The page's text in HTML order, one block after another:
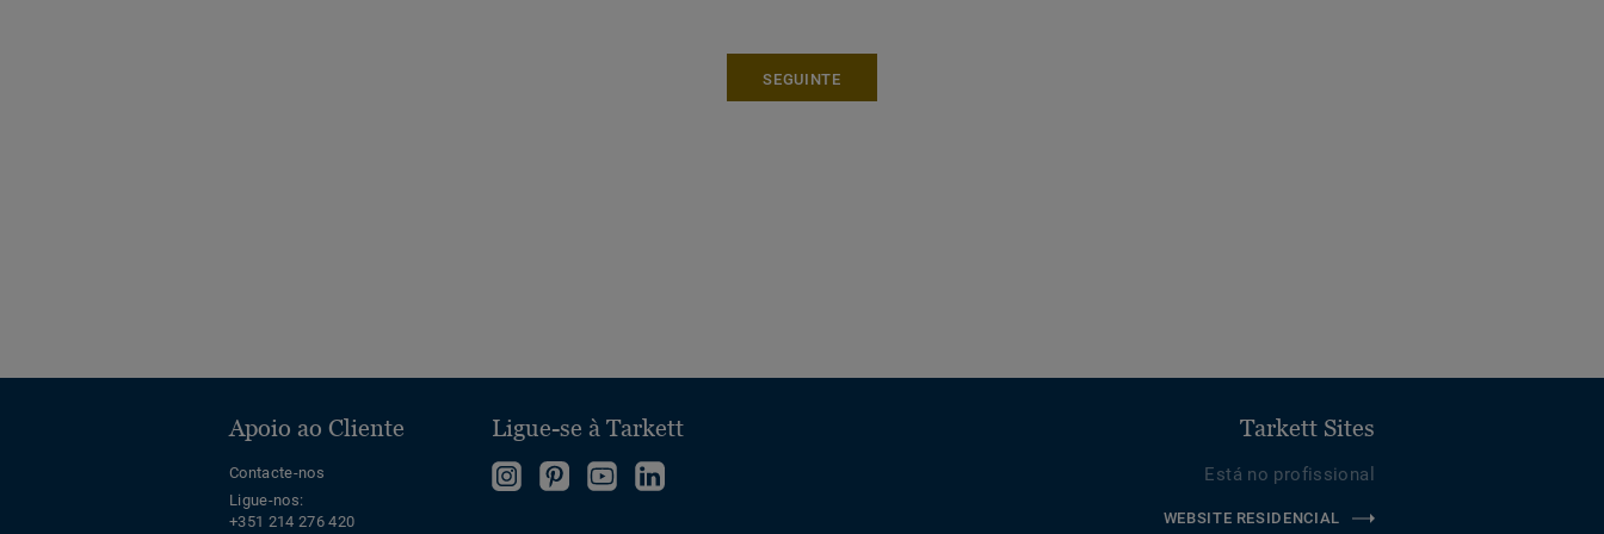
SEGUINTE
Apoio ao Cliente
Contacte-nos
Ligue-nos:
+351 214 276 420
Ligue-se à Tarkett
Siga-Vá
Siga-Siga-
Tarkett Sites
Está no profissional
WEBSITE RESIDENCIAL